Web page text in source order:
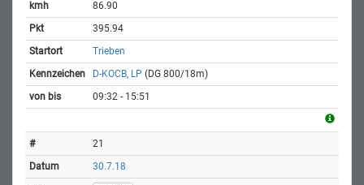
86.90
395.94
Trieben
D-KOCB, LP (DG 800/18m)
09:32 - 15:51
21
30.7.18